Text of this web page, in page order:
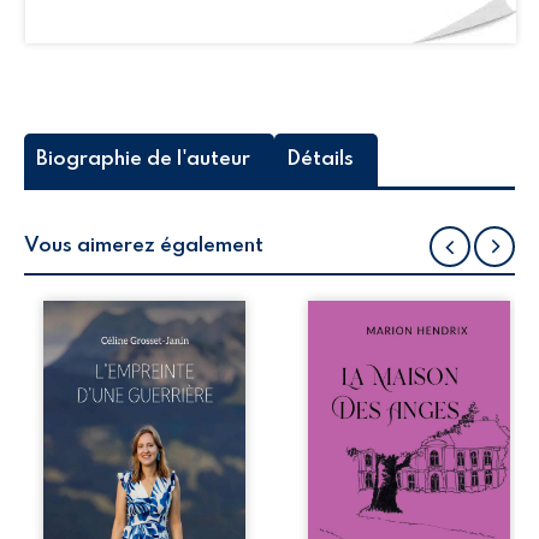
Biographie de l'auteur Détails
Vous aimerez également
Que reste-t-il de
l’enfance lorsque
la maladie impose
ses propres règles
? L’empreinte
d’une guerrière
livre, sans détour,
le récit d’un
quotidien
bouleversé par la
maladie
Nous sommes en
après le décès du
patriarche
Anatole-Eustache.
La famille devra
affronter non
seulement un
inconnu qui rôde
autour du
domaine et dont